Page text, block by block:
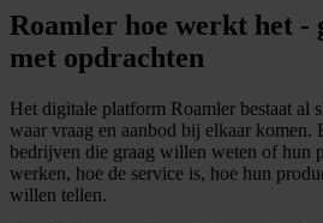
Roamler hoe werkt het -
met opdrachten
Het digitale platform Roamler bestaat al
waar vraag en aanbod bij elkaar komen.
bedrijven die graag willen weten of hun
werken, hoe de service is, hoe hun
willen tellen.